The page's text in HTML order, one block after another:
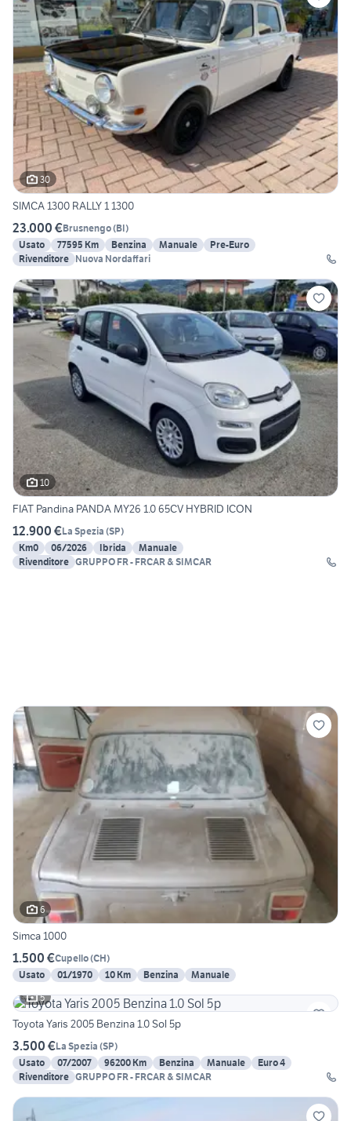
30
SIMCA 1300 RALLY 1 1300
23.000 €Brusnengo(BI)
Usato
77595 Km Benzina Manuale
Pre-Euro
Rivenditore Nuova Nordaffari
10
FIAT Pandina PANDA MY26 1.0 65CV HYBRID ICON
12.900 €La Spezia (SP)
Km0
06/2026 Ibrida
Manuale
Rivenditore GRUPPO FR - FRCAR & SIMCAR
6
Simca 1000
1.500 €Cupello(CH)
Usato
01/1970 10 Km Benzina
Manuale
5
Toyota Yaris 2005 Benzina 1.0 Sol 5p
3.500 €La Spezia (SP)
Usato
07/2007 96200 Km Benzina Manuale
Euro 4
Rivenditore GRUPPO FR - FRCAR & SIMCAR